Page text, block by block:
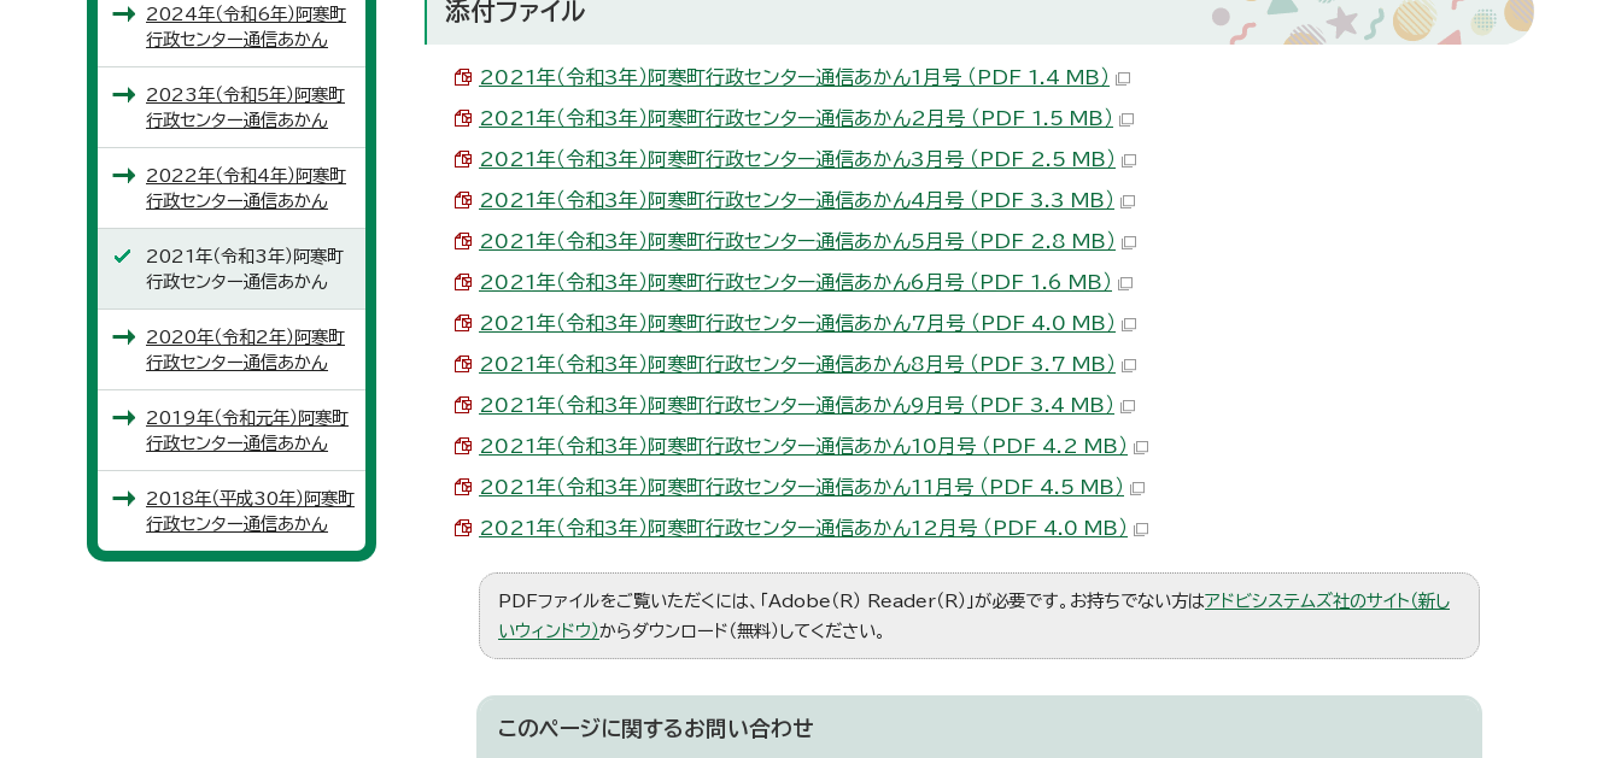
添付ファイル
2021年（令和3年）阿寒町行政センター通信あかん1月号 （PDF 1.4 MB）
2021年（令和3年）阿寒町行政センター通信あかん2月号 （PDF 1.5 MB）
2021年（令和3年）阿寒町行政センター通信あかん3月号 （PDF 2.5 MB）
2021年（令和3年）阿寒町行政センター通信あかん4月号 （PDF 3.3 MB）
2021年（令和3年）阿寒町行政センター通信あかん5月号 （PDF 2.8 MB）
2021年（令和3年）阿寒町行政センター通信あかん6月号 （PDF 1.6 MB）
2021年（令和3年）阿寒町行政センター通信あかん7月号 （PDF 4.0 MB）
2021年（令和3年）阿寒町行政センター通信あかん8月号 （PDF 3.7 MB）
2021年（令和3年）阿寒町行政センター通信あかん9月号 （PDF 3.4 MB）
2021年（令和3年）阿寒町行政センター通信あかん10月号 （PDF 4.2 MB）
2021年（令和3年）阿寒町行政センター通信あかん11月号 （PDF 4.5 MB）
2021年（令和3年）阿寒町行政センター通信あかん12月号 （PDF 4.0 MB）
PDFファイルをご覧いただくには、「Adobe（R） Reader（R）」が必要です。お持ちでない方はアドビシステムズ社のサイト（新し
いウィンドウ）からダウンロード（無料）してください。
このページに関するお問い合わせ
2024年（令和6年）阿寒町
行政センター通信あかん
2023年（令和5年）阿寒町
行政センター通信あかん
2022年（令和4年）阿寒町
行政センター通信あかん
2021年（令和3年）阿寒町
行政センター通信あかん
2020年（令和2年）阿寒町
行政センター通信あかん
2019年（令和元年）阿寒町
行政センター通信あかん
2018年（平成30年）阿寒町
行政センター通信あかん